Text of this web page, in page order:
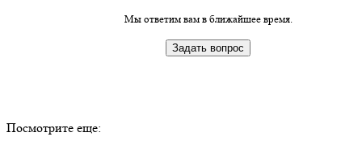
Мы ответим вам в ближайшее время.
Посмотрите еще: